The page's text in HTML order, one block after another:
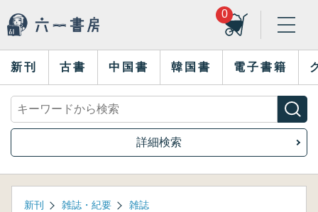
0
新刊 古書 中国書 韓国書 電子書籍
詳細検索
新刊 雑誌・紀要 雑誌